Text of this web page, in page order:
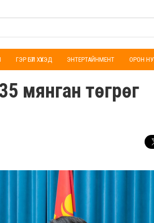
ГЭР БҮЛ ХҮҮХЭД ЭНТЕРТАЙНМЕНТ ОРОН
мянган төгрөг